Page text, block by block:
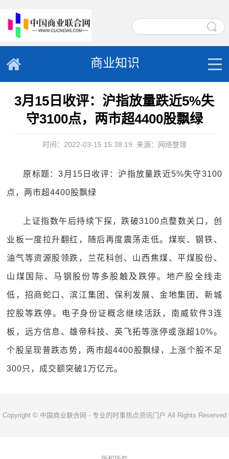
商业知识
3月15日收评：沪指放量跌近5%失
守3100点，两市超4400股飘绿
时间：2022-03-15 15:38:19 来源：网络整理
原标题：3月15日收评：沪指放量跌近5%失守3100
点，两市超4400股飘绿
上证指数午后持续下探，跌破3100点整数关口，创
业板一度拉升翻红，随后再度震荡走低。煤炭、钢铁、
油气等资源股领跌，兰花科创、山西焦煤、平煤股份、
山煤国际、马钢股份等多股触及跌停。地产股全线走
低，招商蛇口、滨江集团、保利发展、金地集团、新城
控股等跌停。电子身份证概念继续活跃，南威软件3连
板，远方信息、雄帝科技、英飞拓等涨停或涨超10%。
个股呈现普跌态势，两市超4400股飘绿，上涨个股不足
300只，成交额突破1万亿元。
Copyright © 中国商业联合网 - 专业的时事热点资讯门户 All Rights Reserved